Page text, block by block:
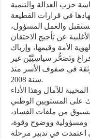
حزب العدالة والتنمية
في قرارات القطيعة
والعمل المسؤول،
عن تأجيج الاحتقان
الأمة وقيمها، وإرباك
فراغ وتَصَحُّر سياسِيَّيْن غير
في صفوف الأسر منذ
سنة 2008.
للآمال وهذا الأداء
على المستويين الوطني
من ملفات الفساد،
ومسؤولية ووضوح وقوة،
اعتمدت في تدبير مرحلة